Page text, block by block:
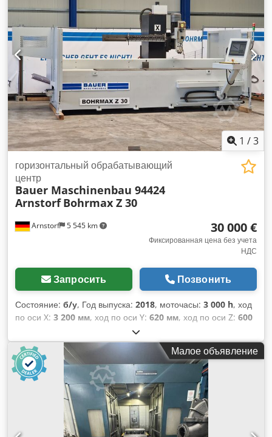
Нм Сверлильная способность: в среднем 42 мм (сменная
пластина) Csdpfx Amsyan Rcomorf Фрезерная
производительность: 600 см³/мин Количество
инструментальных позиций: 24 Тип держателя
инструмента: HSK A 63 DIN 69893 Максимальный диаметр
инструмента: 75 мм Диаметр инструмента при свободных
соседних ячейках: макс. 160 мм Максимальная длина
инструмента: 320 мм Максимальный вес инструмента: 8 кг
(макс. нагрузка магазина = 100 кг) Время смены
инструмента: ок. 1,5 с (в зависимости от системы
управления)
1 /3
Arnstorf 5 545 km
горизонтальный обрабатывающий
центр
Bauer Maschinenbau 94424
Arnstorf Bohrmax Z 30
30 000 €
Фиксированная цена без учета
НДС
Запросить Позвонить
Состояние: б/у, Год выпуска: 2018, моточасы: 3 000 h, ход
по оси X: 3 200 мм, ход по оси Y: 620 мм, ход по оси Z: 600
20 м/мин
оси Y:6 м/мин, быстрая подача по оси Z:6 м/мин, длина
стола:3 000 мм , скорость шпинделя (мин.):4 000 об/мин,
мощность шпиндельного двигателя:7 500 Вт
, количество
гнезд в инструментальном магазине: 10
, Оборудование:
частота вращения плавно регулируемая, Фрезерно-
сверлильный станок с ЧПУ Не требуется специальных
знаний в области ЧПУ, управление чрезвычайно простое.
Патрон для инструмента Laip. Система подачи
Малое объявление